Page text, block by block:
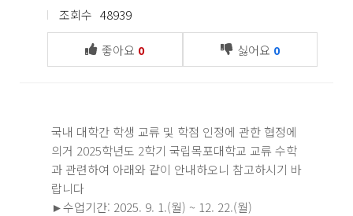
조회수 48939
좋아요 0 싫어요 0
국내 대학간 학생 교류 및 학점 인정에 관한 협정에
의거 2025학년도 2학기 국립목포대학교 교류 수학
과 관련하여 아래와 같이 안내하오니 참고하시기 바
랍니다
►수업기간: 2025. 9. 1.(월) ~ 12. 22.(월)